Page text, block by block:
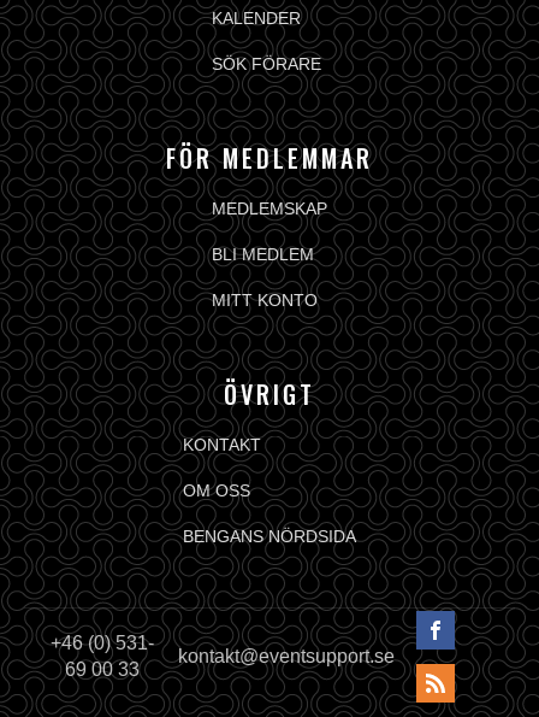
KALENDER
SÖK FÖRARE
FÖR MEDLEMMAR
MEDLEMSKAP
BLI MEDLEM
MITT KONTO
ÖVRIGT
KONTAKT
OM OSS
BENGANS NÖRDSIDA
+46 (0) 531-
69 00 33
kontakt@eventsupport.se